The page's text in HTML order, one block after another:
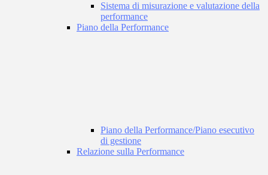
Sistema di misurazione e valutazione della
performance
Piano della Performance
Piano della Performance/Piano esecutivo
di gestione
Relazione sulla Performance